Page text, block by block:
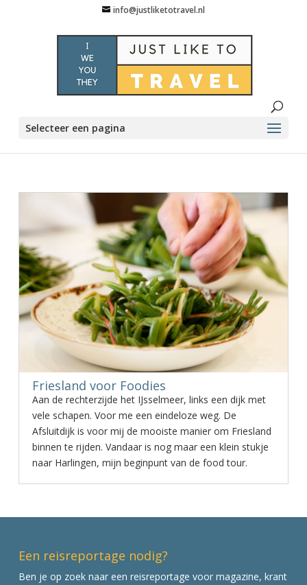
info@justliketotravel.nl
Selecteer een pagina
Friesland voor Foodies
Aan de rechterzijde het IJsselmeer, links een dijk met
vele schapen. Voor me een eindeloze weg. De
Afsluitdijk is voor mij de mooiste manier om Friesland
binnen te rijden. Vandaar is nog maar een klein stukje
naar Harlingen, mijn beginpunt van de food tour.
Een reisreportage nodig?
Ben je op zoek naar een reisreportage voor magazine, krant